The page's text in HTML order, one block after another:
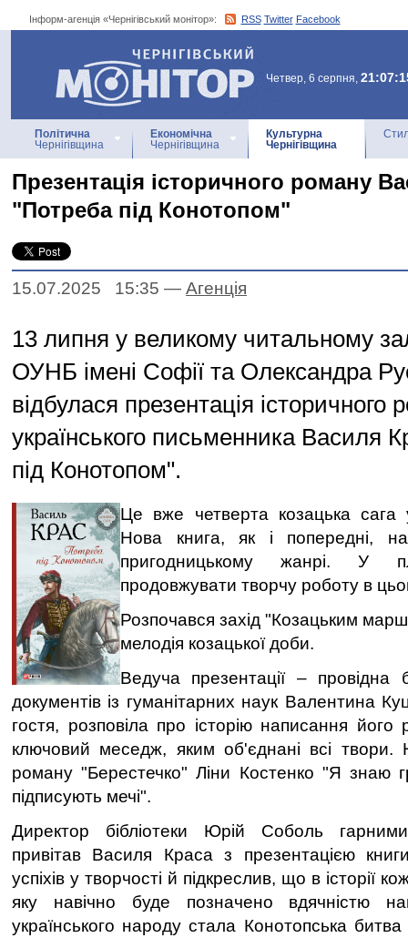
Інформ-агенція «Чернігівський монітор»: RSS Twitter Facebook
Інформ-агенція
«Чернігівський монітор»
Четвер, 6 серпня,
Політична
Чернігівщина
Економічна
Чернігівщина
Культурна
Чернігівщина
Презентація історичного роману
"Потреба під Конотопом"
15.07.2025 15:35 — Агенцiя
13 липня у великому читальному
ОУНБ імені Софії та Олександра
відбулася презентація історичного
українського письменника Василя
під Конотопом".
Це вже четверта козацька сага
Нова книга, як і попередні,
пригодницькому жанрі. У
продовжувати творчу роботу в
Розпочався захід "Козацьким
мелодія козацької доби.
Ведуча презентації – провідна
документів із гуманітарних наук Валентина
гостя, розповіла про історію написання його
ключовий меседж, яким об'єднані всі
роману "Берестечко" Ліни Костенко "Я знаю
підписують мечі".
Директор бібліотеки Юрій Соболь
привітав Василя Краса з презентацією
успіхів у творчості й підкреслив, що в історії
яку навічно буде позначено вдячністю
українського народу стала Конотопська